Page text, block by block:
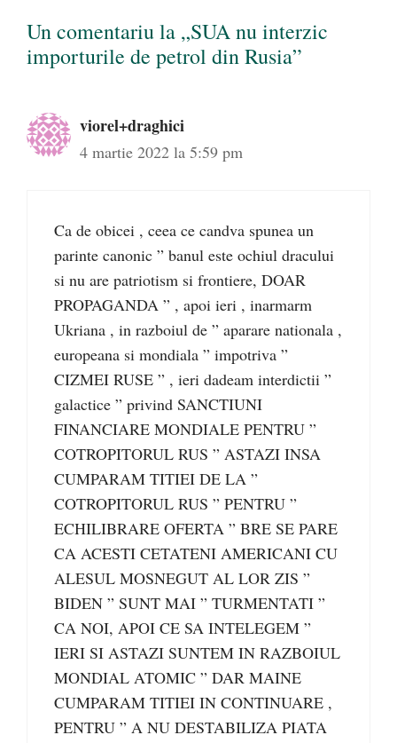
Un comentariu la „SUA nu interzic
importurile de petrol din Rusia”
viorel+draghici
4 martie 2022 la 5:59 pm
Ca de obicei , ceea ce candva spunea un
parinte canonic ” banul este ochiul dracului
si nu are patriotism si frontiere, DOAR
PROPAGANDA ” , apoi ieri , inarmarm
Ukriana , in razboiul de ” aparare nationala ,
europeana si mondiala ” impotriva ”
CIZMEI RUSE ” , ieri dadeam interdictii ”
galactice ” privind SANCTIUNI
FINANCIARE MONDIALE PENTRU ”
COTROPITORUL RUS ” ASTAZI INSA
CUMPARAM TITIEI DE LA ”
COTROPITORUL RUS ” PENTRU ”
ECHILIBRARE OFERTA ” BRE SE PARE
CA ACESTI CETATENI AMERICANI CU
ALESUL MOSNEGUT AL LOR ZIS ”
BIDEN ” SUNT MAI ” TURMENTATI ”
CA NOI, APOI CE SA INTELEGEM ”
IERI SI ASTAZI SUNTEM IN RAZBOIUL
MONDIAL ATOMIC ” DAR MAINE
CUMPARAM TITIEI IN CONTINUARE ,
PENTRU ” A NU DESTABILIZA PIATA